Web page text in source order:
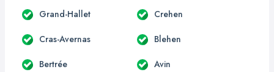
Grand-Hallet Crehen
Cras-Avernas Blehen
Bertrée Avin